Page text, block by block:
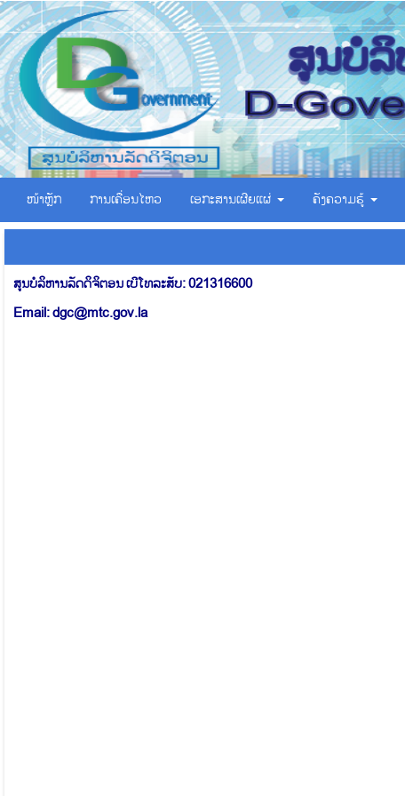
ໜ້າຫຼັກ ການເຄື່ອນໄຫວ ເອ​ກະ​ສານ​ເຜີຍ​ແຜ່ ຄັງຄວາມຮູ້
ສູນບໍລິຫານລັດດິຈິຕອນ ເບີໂທລະສັບ: 021316600
Email: dgc@mtc.gov.la